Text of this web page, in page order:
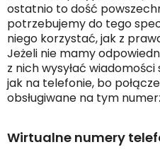
ostatnio to dość
potrzebujemy do tego
niego korzystać, jak z
Jeżeli nie mamy
z nich wysyłać
jak na telefonie, bo
obsługiwane na tym
Wirtualne numery